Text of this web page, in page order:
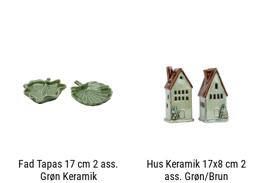
Fad Tapas 17 cm 2 ass.
Grøn Keramik
Hus Keramik 17x8 cm 2
ass. Grøn/Brun